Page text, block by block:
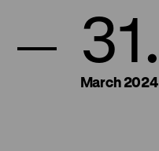
31.
March 2024